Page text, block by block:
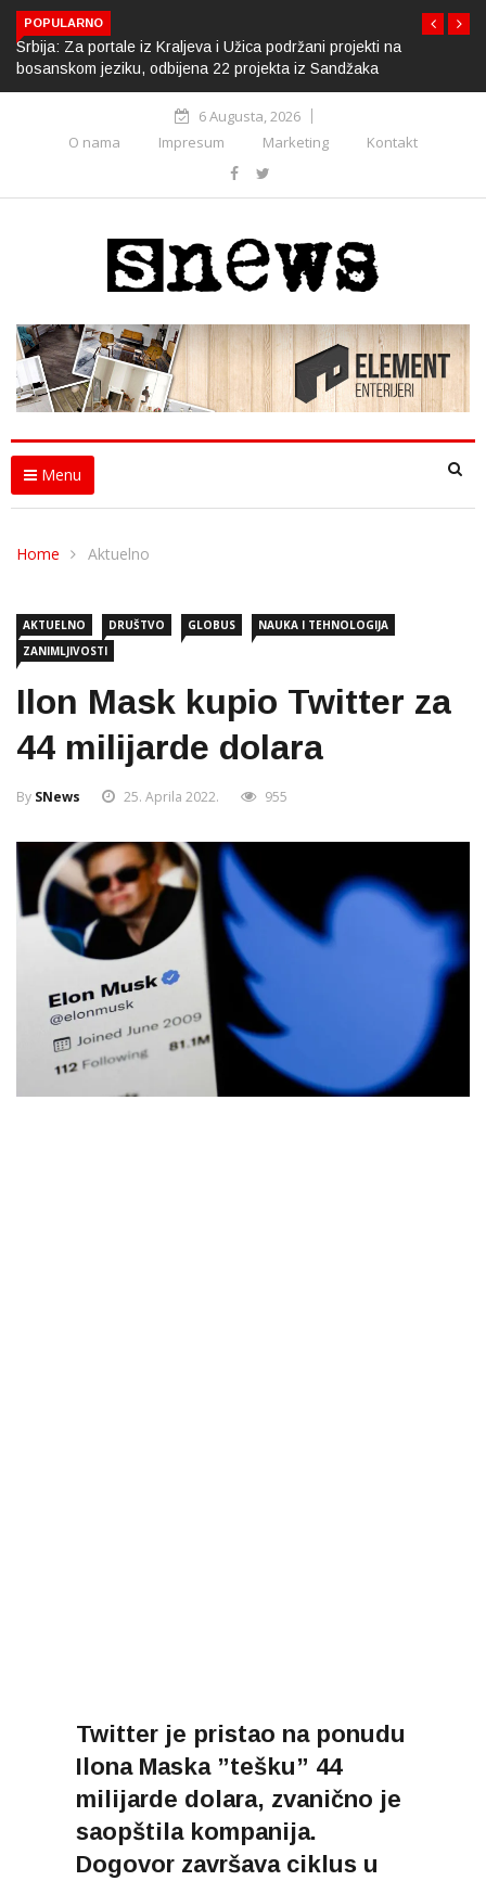
POPULARNO
Srbija: Za portale iz Kraljeva i Užica podržani projekti na
bosanskom jeziku, odbijena 22 projekta iz Sandžaka
6 Augusta, 2026
O nama
Impresum Marketing Kontakt
Menu
Home Aktuelno
AKTUELNO DRUŠTVO GLOBUS
NAUKA I TEHNOLOGIJA
ZANIMLJIVOSTI
Ilon Mask kupio Twitter za
44 milijarde dolara
By SNews 25. Aprila 2022. 955
Twitter je pristao na ponudu
Ilona Maska ”tešku” 44
milijarde dolara, zvanično je
saopštila kompanija.
Dogovor završava ciklus u